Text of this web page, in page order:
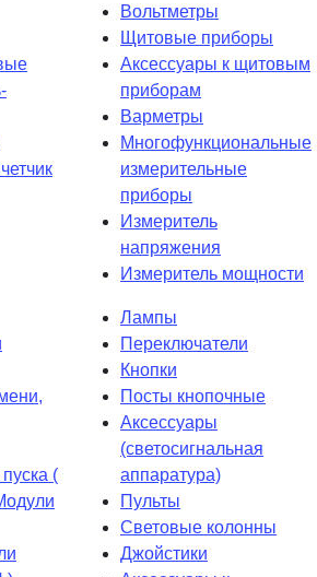
Вольтметры
Щитовые приборы
Аксессуары к щитовым
приборам
Варметры
Многофункциональные
измерительные
приборы
Измеритель
напряжения
Измеритель мощности
(
Лампы
Переключатели
Кнопки
Посты кнопочные
Аксессуары
(светосигнальная
аппаратура)
Пульты
Световые колонны
Джойстики